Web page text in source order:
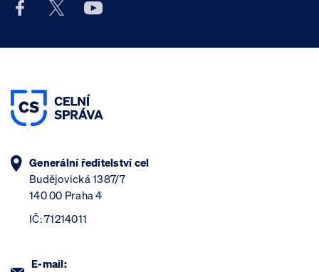
Facebook účet Celní správy ČR
X účet Celní správy ČR
Youtube účet Celní správy ČR
Generální ředitelství cel
Budějovická 1387/7
140 00 Praha 4
IČ: 71214011
E-mail: